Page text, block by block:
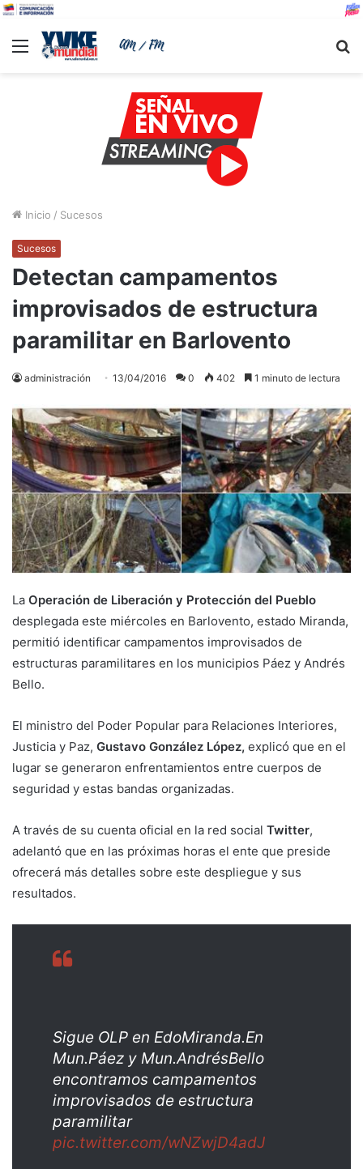
Menu
Inicio / Sucesos
Sucesos
Detectan campamentos
improvisados de estructura
paramilitar en Barlovento
administración 13/04/2016 0 402 1 minuto de lectura
La Operación de Liberación y Protección del Pueblo
desplegada este miércoles en Barlovento, estado Miranda,
permitió identificar campamentos improvisados de
estructuras paramilitares en los municipios Páez y Andrés
Bello.
El ministro del Poder Popular para Relaciones Interiores,
Justicia y Paz, Gustavo González López, explicó que en el
lugar se generaron enfrentamientos entre cuerpos de
seguridad y estas bandas organizadas.
A través de su cuenta oficial en la red social Twitter,
adelantó que en las próximas horas el ente que preside
ofrecerá más detalles sobre este despliegue y sus
resultados.
Sigue OLP en EdoMiranda.En
Mun.Páez y Mun.AndrésBello
encontramos campamentos
improvisados de estructura
paramilitar
pic.twitter.com/wNZwjD4adJ